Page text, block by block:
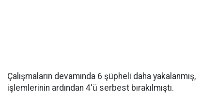
Çalışmaların devamında 6 şüpheli daha yakalanmış,
işlemlerinin ardından 4'ü serbest bırakılmıştı.